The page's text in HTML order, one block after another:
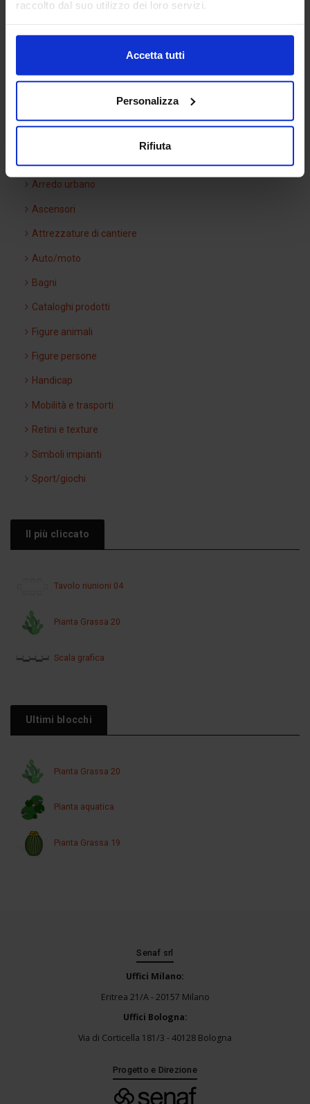
raccolto dal suo utilizzo dei loro servizi.
Accetta tutti
Personalizza
Rifiuta
Arredo urbano
Ascensori
Attrezzature di cantiere
Auto/moto
Bagni
Cataloghi prodotti
Figure animali
Figure persone
Handicap
Mobilità e trasporti
Retini e texture
Simboli impianti
Sport/giochi
Il più cliccato
Tavolo riunioni 04
Pianta Grassa 20
Scala grafica
Ultimi blocchi
Pianta Grassa 20
Pianta aquatica
Pianta Grassa 19
Senaf srl
Uffici Milano:
Eritrea 21/A - 20157 Milano
Uffici Bologna:
Via di Corticella 181/3 - 40128 Bologna
Progetto e Direzione